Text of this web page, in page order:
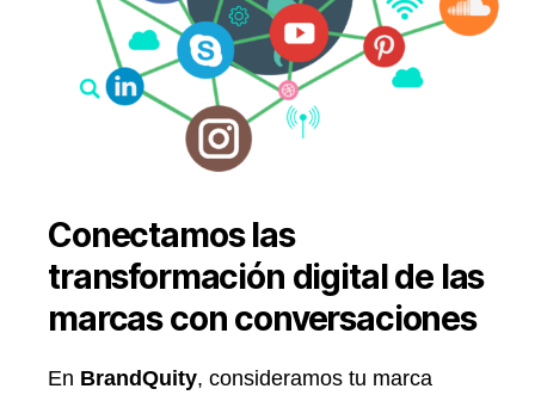
Conectamos las
transformación digital de las
marcas con conversaciones
En BrandQuity, consideramos tu marca